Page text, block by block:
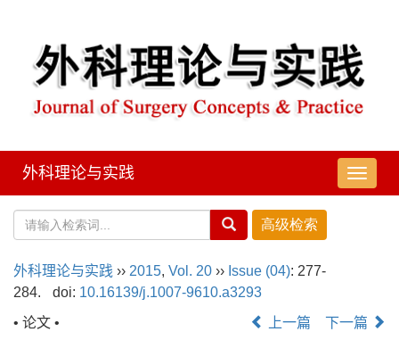
导
航
外科理论与实践
外科理论与实践 ›› 2015, Vol. 20 ›› Issue (04): 277-
284.
doi: 10.16139/j.1007-9610.a3293
• 论文 •
上一篇 下一篇